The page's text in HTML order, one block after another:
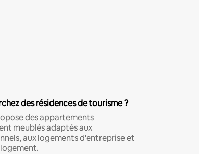
des résidences de tourisme ?
des appartements
meublés adaptés aux
aux logements d'entreprise et